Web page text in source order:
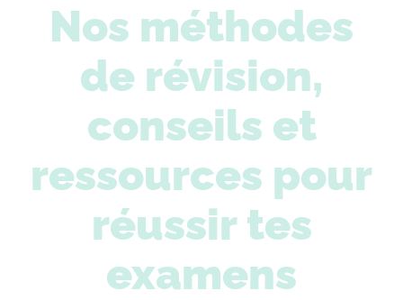
Nos méthodes
de révision,
conseils et
ressources pour
réussir tes
examens